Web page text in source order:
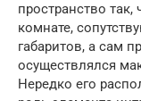
пространство
комнате,
габаритов, а сам
осуществлялся
Нередко его